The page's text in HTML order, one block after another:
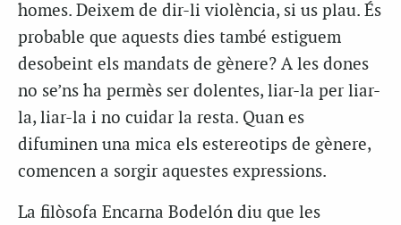
homes. Deixem de dir-li violència, si us plau. És
probable que aquests dies també estiguem
desobeint els mandats de gènere? A les dones
no se’ns ha permès ser dolentes, liar-la per liar-
la, liar-la i no cuidar la resta. Quan es
difuminen una mica els estereotips de gènere,
comencen a sorgir aquestes expressions.
La filòsofa Encarna Bodelón diu que les